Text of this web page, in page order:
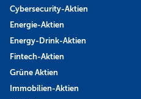
Cybersecurity-Aktien
Energie-Aktien
Energy-Drink-Aktien
Fintech-Aktien
Grüne Aktien
Immobilien-Aktien